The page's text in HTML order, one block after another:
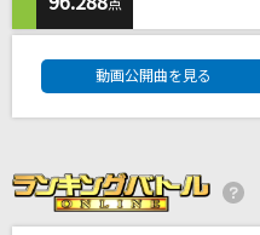
オッドストーリー
キヨ
世界が終るまでは…
うっせぇわ
点
動画公開曲を見る